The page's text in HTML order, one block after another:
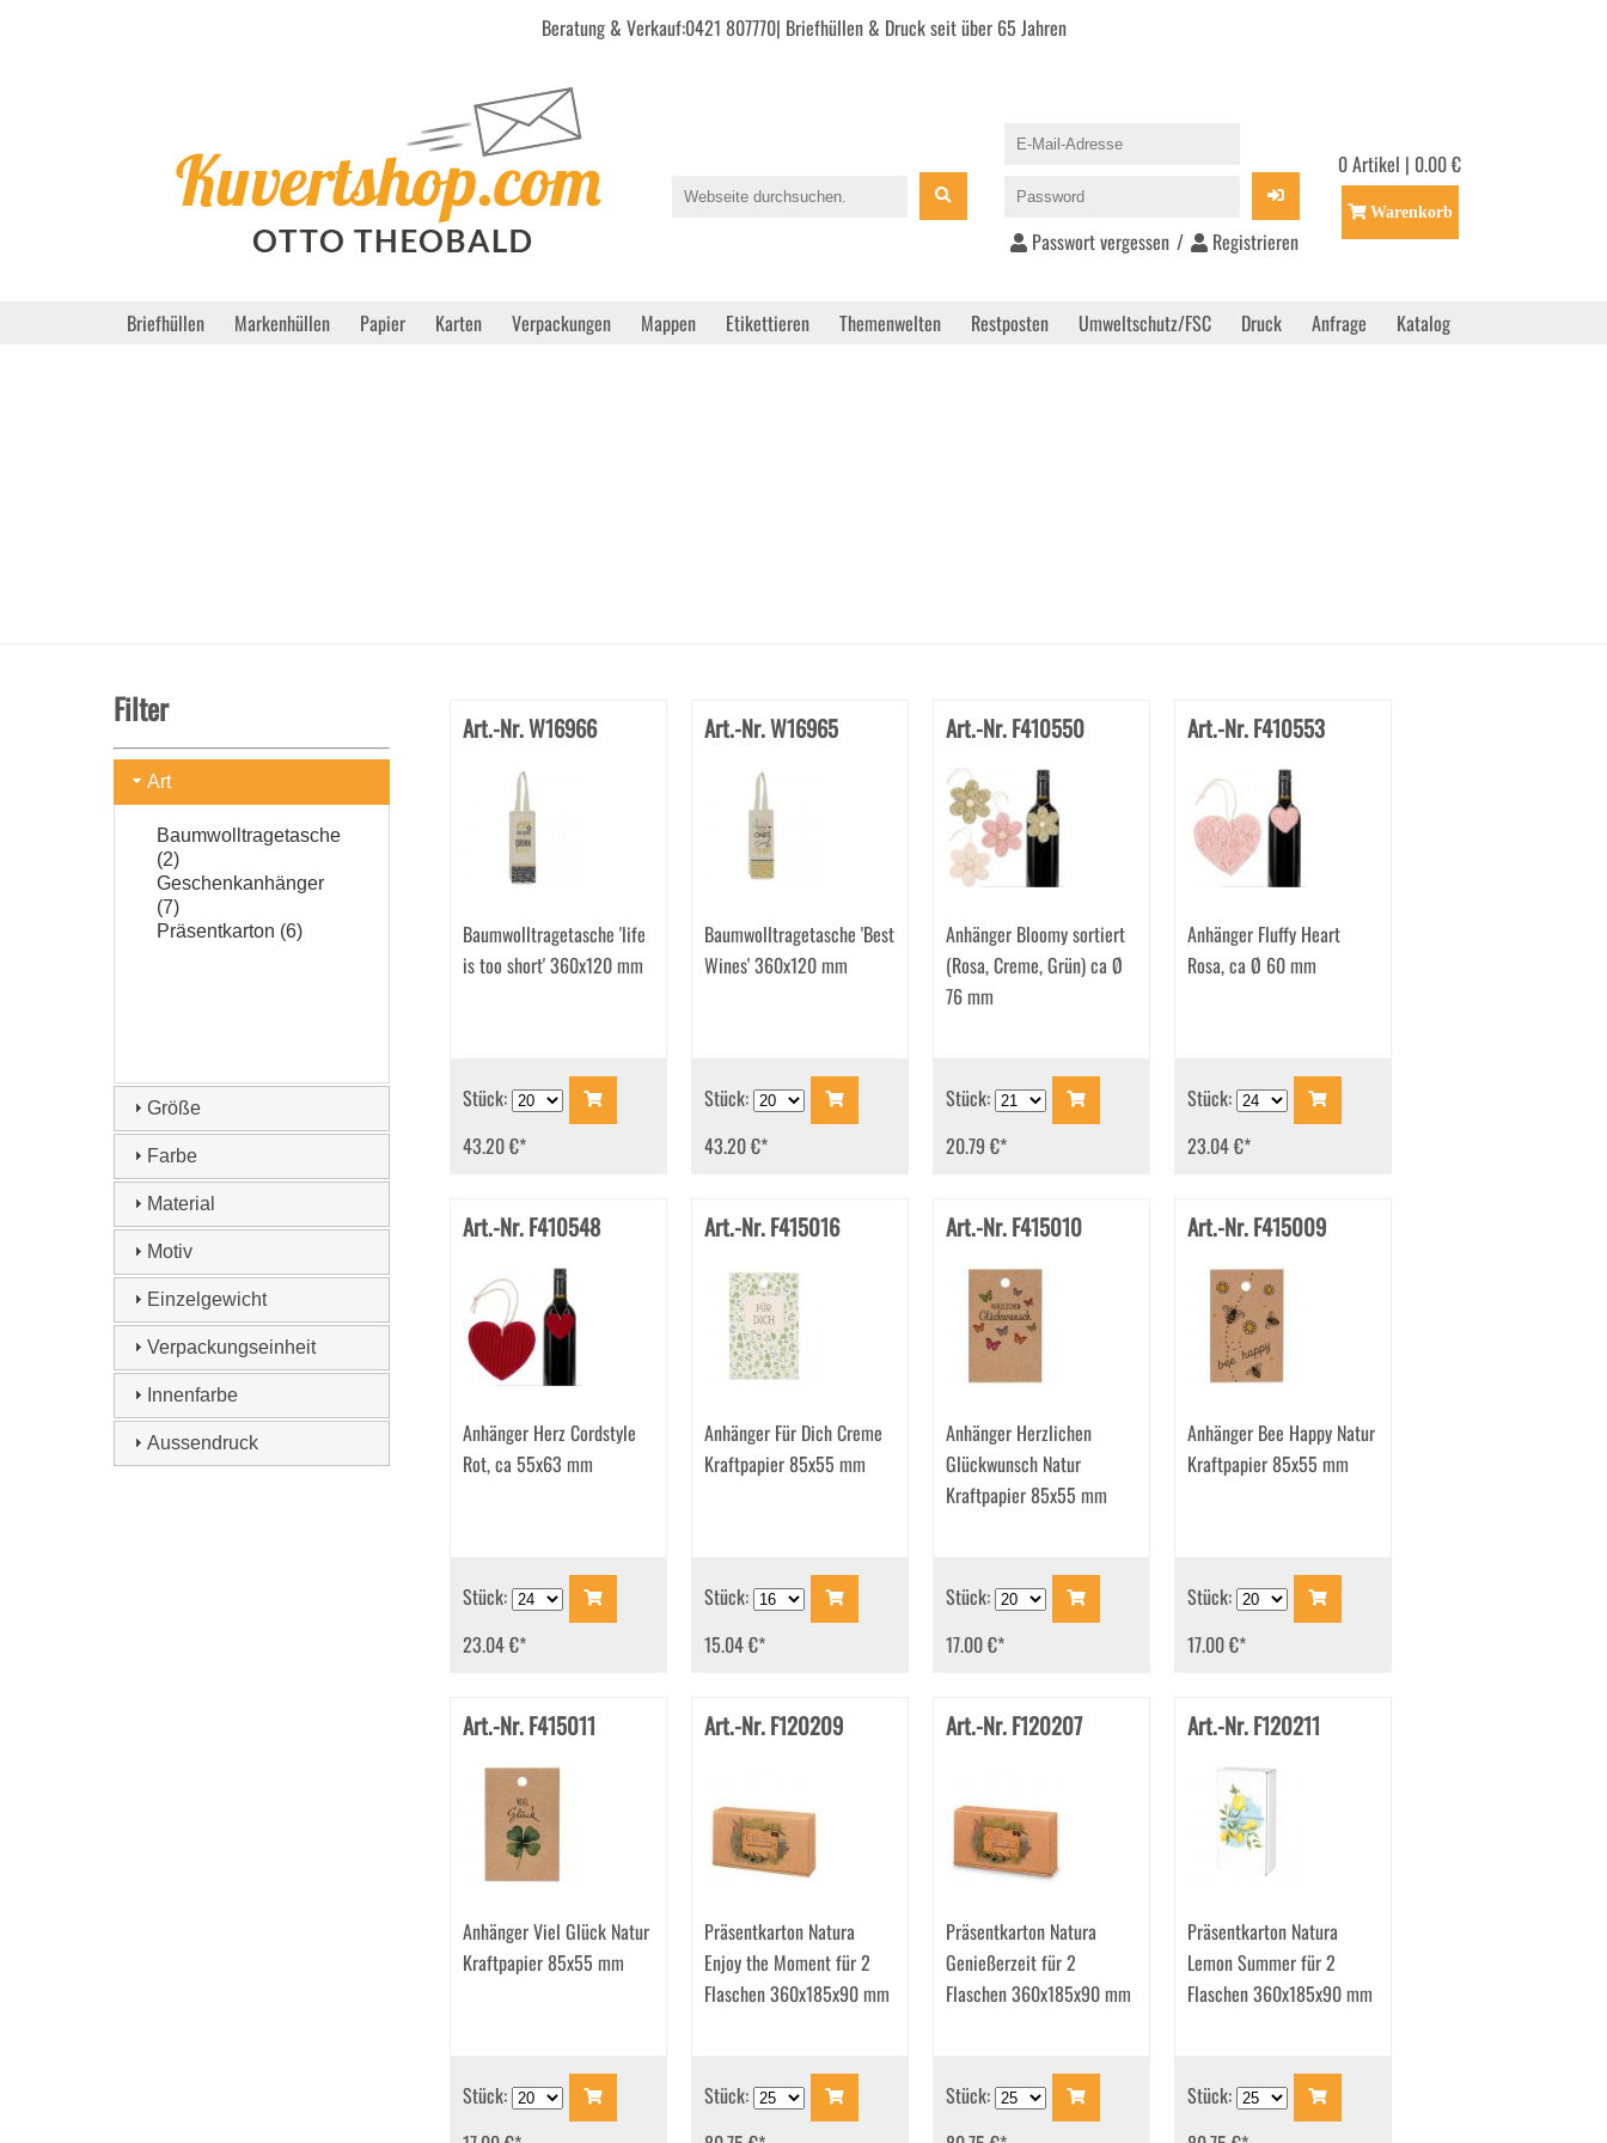
Beratung & Verkauf:0421 807770| Briefhüllen & Druck seit über 65 Jahren
Passwort vergessen / Registrieren
0 Artikel | 0.00 €
Warenkorb
Briefhüllen Markenhüllen Papier Karten Verpackungen Mappen Etikettieren Themenwelten Restposten Umweltschutz/FSC Druck Anfrage Katalog
Filter
Art
Baumwolltragetasche
(2)
Geschenkanhänger
(7)
Präsentkarton (6)
Größe
Farbe
Material
Motiv
Einzelgewicht
Verpackungseinheit
Innenfarbe
Aussendruck
Art.-Nr. W16966
Baumwolltragetasche 'life
is too short' 360x120 mm
Stück:
43.20 €*
Art.-Nr. W16965
Baumwolltragetasche 'Best
Wines' 360x120 mm
Stück:
43.20 €*
Art.-Nr. F410550
Anhänger Bloomy sortiert
(Rosa, Creme, Grün) ca Ø
76 mm
Stück:
20.79 €*
Art.-Nr. F410553
Anhänger Fluffy Heart
Rosa, ca Ø 60 mm
Stück:
23.04 €*
Art.-Nr. F410548
Anhänger Herz Cordstyle
Rot, ca 55x63 mm
Stück:
23.04 €*
Art.-Nr. F415016
Anhänger Für Dich Creme
Kraftpapier 85x55 mm
Stück:
15.04 €*
Art.-Nr. F415010
Anhänger Herzlichen
Glückwunsch Natur
Kraftpapier 85x55 mm
Stück:
17.00 €*
Art.-Nr. F415009
Anhänger Bee Happy Natur
Kraftpapier 85x55 mm
Stück:
17.00 €*
Art.-Nr. F415011
Anhänger Viel Glück Natur
Kraftpapier 85x55 mm
Stück:
Art.-Nr. F120209
Präsentkarton Natura
Enjoy the Moment für 2
Flaschen 360x185x90 mm
Stück:
Art.-Nr. F120207
Präsentkarton Natura
Genießerzeit für 2
Flaschen 360x185x90 mm
Stück:
Art.-Nr. F120211
Präsentkarton Natura
Lemon Summer für 2
Flaschen 360x185x90 mm
Stück: